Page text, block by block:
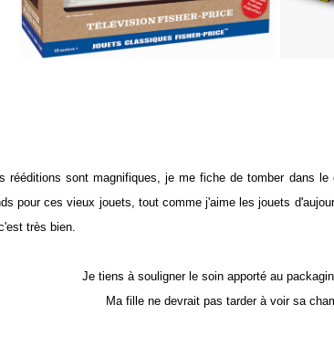
rééditions sont magnifiques, je me fiche de tomber dans
pour ces vieux jouets, tout comme j'aime les jouets
très bien.
Je tiens à souligner le soin apporté au
Ma fille ne devrait pas tarder à voir sa